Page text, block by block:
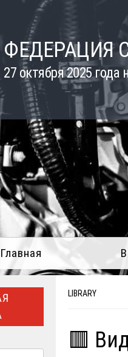
ФЕДЕРАЦИЯ
27 октября 2025
Главная
LIBRARY
🟥